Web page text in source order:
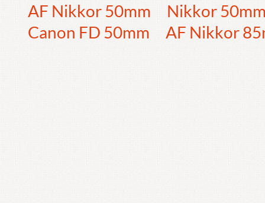
AF Nikkor 50mm
Nikkor
Canon FD 50mm
AF Nikkor